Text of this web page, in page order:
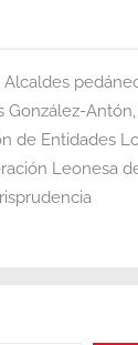
Alcaldes
González-Antón,
de Entidades
Leonesa